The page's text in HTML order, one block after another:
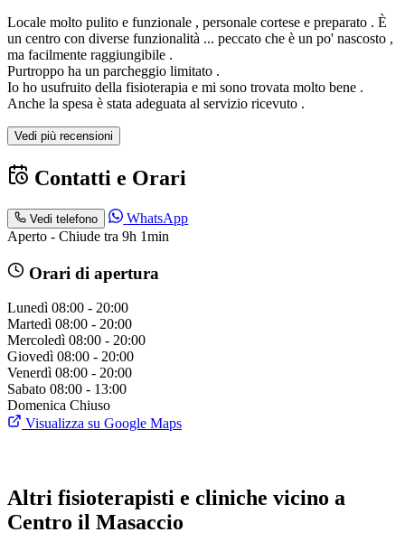
Locale molto pulito e funzionale , personale cortese e preparato . È
un centro con diverse funzionalità ... peccato che è un po' nascosto ,
ma facilmente raggiungibile .
Purtroppo ha un parcheggio limitato .
Io ho usufruito della fisioterapia e mi sono trovata molto bene .
Anche la spesa è stata adeguata al servizio ricevuto .
Vedi più recensioni
Contatti e Orari
Vedi telefono
WhatsApp
Aperto - Chiude tra 9h 1min
Orari di apertura
Lunedì 08:00 - 20:00
Martedì 08:00 - 20:00
Mercoledì 08:00 - 20:00
Giovedì 08:00 - 20:00
Venerdì 08:00 - 20:00
Sabato 08:00 - 13:00
Domenica Chiuso
Visualizza su Google Maps
Altri fisioterapisti e cliniche vicino a
Centro il Masaccio